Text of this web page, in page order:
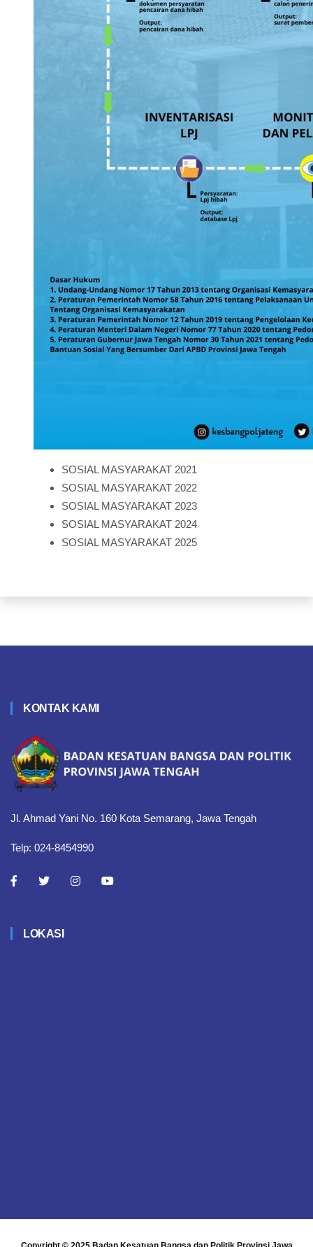
SOSIAL MASYARAKAT 2021
SOSIAL MASYARAKAT 2022
SOSIAL MASYARAKAT 2023
SOSIAL MASYARAKAT 2024
SOSIAL MASYARAKAT 2025
KONTAK KAMI
Jl. Ahmad Yani No. 160 Kota Semarang, Jawa Tengah
Telp: 024-8454990
LOKASI